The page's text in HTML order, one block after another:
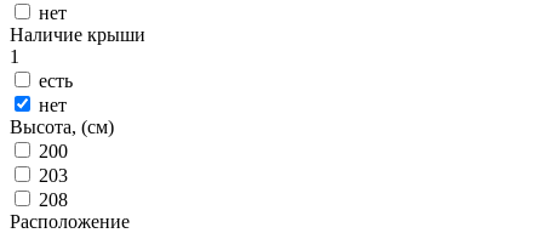
нет
Наличие крыши
1
есть
нет
Высота, (см)
200
203
208
Расположение